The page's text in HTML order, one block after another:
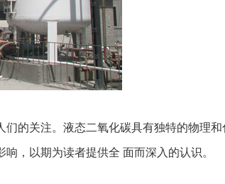
关注。液态二氧化碳具有独特的物理和
，以期为读者提供全 面而深入的认识。